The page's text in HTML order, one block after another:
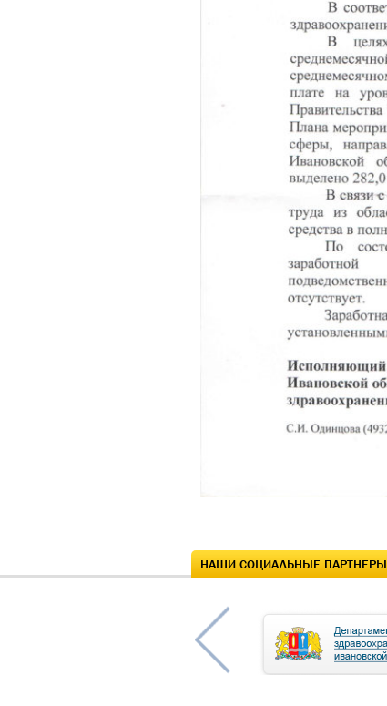
НАШИ СОЦИАЛЬНЫЕ ПАРТНЕРЫ